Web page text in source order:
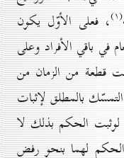
(۱) ، فعلى الأوّل يكون
في باقي الأفراد وعلى
قطعة من الزمان من
بالمطلق لإثبات
لوثبت الحكم بذلك لا
لهما بنحو رفض